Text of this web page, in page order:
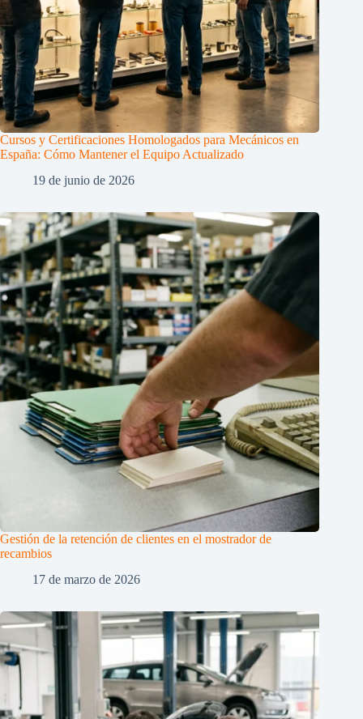
Cursos y Certificaciones Homologados para Mecánicos en
España: Cómo Mantener el Equipo Actualizado
19 de junio de 2026
Gestión de la retención de clientes en el mostrador de
recambios
17 de marzo de 2026